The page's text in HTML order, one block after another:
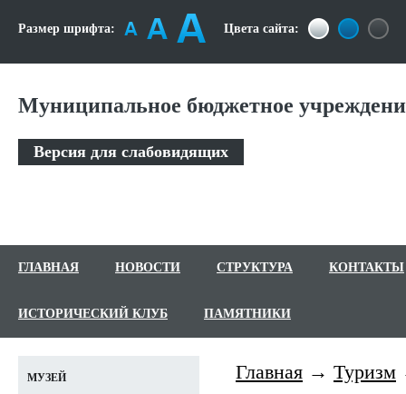
Размер шрифта: Цвета сайта:
Муниципальное бюджетное
Версия для слабовидящих
ГЛАВНАЯ НОВОСТИ СТРУКТУРА КОНТАКТЫ
ИСТОРИЧЕСКИЙ КЛУБ ПАМЯТНИКИ
Главная Туризм
МУЗЕЙ